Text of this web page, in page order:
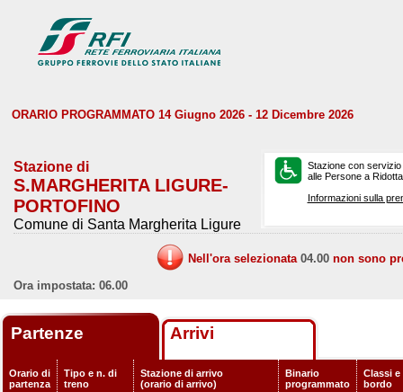
ORARIO PROGRAMMATO 14 Giugno 2026 - 12 Dicembre 2026
Stazione di
S.MARGHERITA LIGURE-
PORTOFINO
Comune di Santa Margherita Ligure
Stazione con
alle Persone a
Informazioni sulla
Nell'ora selezionata 04.00 non sono
Ora impostata: 06.00
Partenze Arrivi
Orario di
partenza
Tipo e n. di
treno
Stazione di arrivo
(orario di arrivo)
Binario
programmato
Classi e
bordo